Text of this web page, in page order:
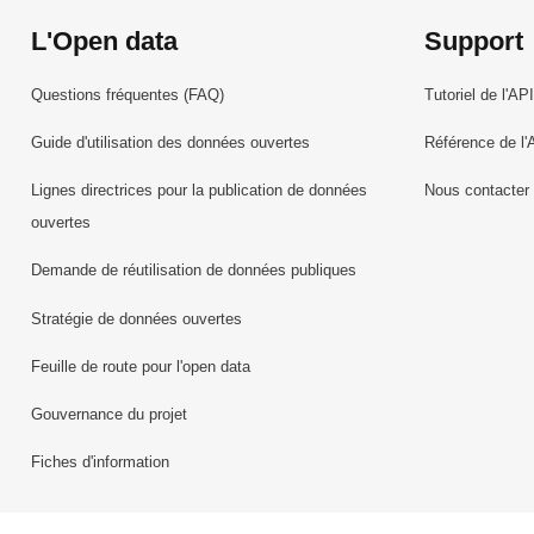
L'Open data
Questions fréquentes (FAQ)
Guide d'utilisation des données ouvertes
Lignes directrices pour la publication de données
ouvertes
Demande de réutilisation de données publiques
Stratégie de données ouvertes
Feuille de route pour l'open data
Gouvernance du projet
Fiches d'information
Support
Tutoriel de l'API
Référence de
Nous contacter